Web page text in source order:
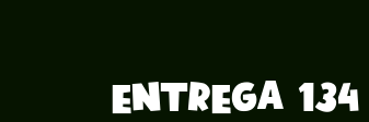
Entrega 134